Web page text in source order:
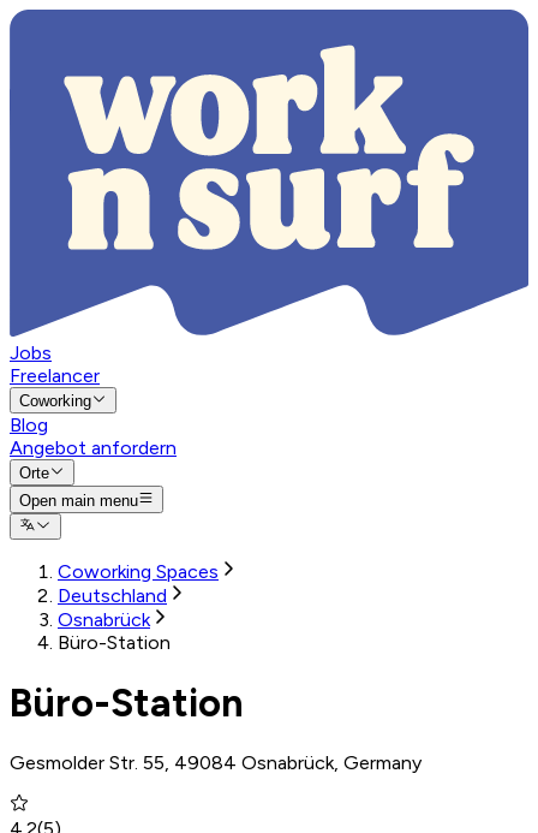
Jobs
Freelancer
Coworking
Blog
Angebot anfordern
Orte
Open main menu
Coworking Spaces
Deutschland
Osnabrück
Büro-Station
Büro-Station
Gesmolder Str. 55, 49084 Osnabrück, Germany